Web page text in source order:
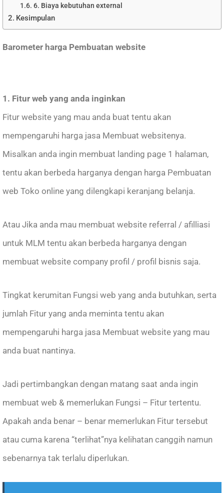
6. Biaya kebutuhan external
Kesimpulan
Barometer harga Pembuatan website
1. Fitur web yang anda inginkan
Fitur website yang mau anda buat tentu akan
mempengaruhi harga jasa Membuat websitenya.
Misalkan anda ingin membuat landing page 1 halaman,
tentu akan berbeda harganya dengan harga Pembuatan
web Toko online yang dilengkapi keranjang belanja.
Atau Jika anda mau membuat website referral / afilliasi
untuk MLM tentu akan berbeda harganya dengan
membuat website company profil / profil bisnis saja.
Tingkat kerumitan Fungsi web yang anda butuhkan, serta
jumlah Fitur yang anda meminta tentu akan
mempengaruhi harga jasa Membuat website yang mau
anda buat nantinya.
Jadi pertimbangkan dengan matang saat anda ingin
membuat web & memerlukan Fungsi – Fitur tertentu.
Apakah anda benar – benar memerlukan Fitur tersebut
atau cuma karena “terlihat”nya kelihatan canggih namun
sebenarnya tak terlalu diperlukan.